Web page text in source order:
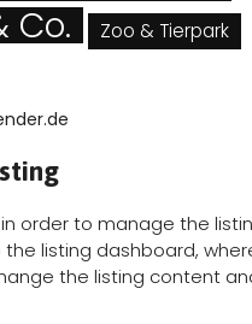
Co. Zoo & Tierpark
order to manage the
listing dashboard,
the listing content